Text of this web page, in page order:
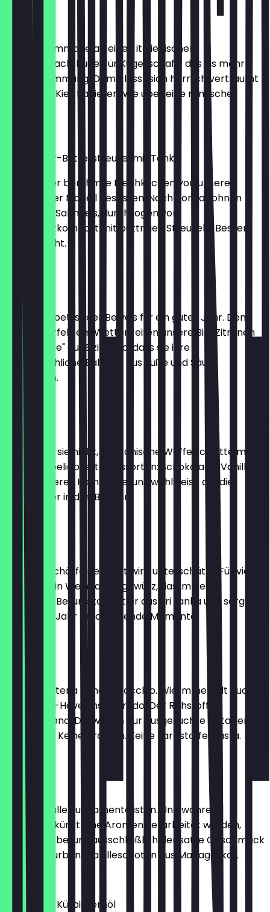
Unsere Hommage an einen italienischen
Urgeschmack. Kugel für Kugel schafft das Eis mehr
Urlaubsstimmung. Damit lässt sich herrlich verträumt
durch den Kiez flanieren, wie über eine römische
Rhabarber-Butterstreusel mit Tonka
Hier hat der berühmte Blechkuchen von unserer
Großmutter Modell gesessen. Nach Tonkabohnen
duftendes Sahneeis, durchzogen von
Rhabarberkompott mit buttrigen Streuseln. Besser
wird es nicht.
Dieses Sorbet ist der Beweis für ein gutes Jahr. Denn
nur bei perfektem Wetter reifen unsere Bio-Zitronen
„Primo Fiore" auf Sizilien so, dass sie ihre
unvergleichliche Balance aus Süße und Säure
entwickeln.
Wer kennt sie nicht, die ikonische Waffelschnitte mit
den wohl beliebtesten Eissorten: Schokolade, Vanille
und Erdbeere? Kommt bei uns wahlweise auf die
Waffel oder in den Becher.
Die süße Schärfe des Zimt wird unterschätzt. Für viele
ist er nur ein Weihnachtsgewürz, das im Regal
verstaubt. Bei uns kommt er aus Sri Lanka und sorgt
das ganze Jahr für anregende Momente.
Keine Gelateria ohne Pistacchio. Wie immer gilt auch
beim Must-Have unser Credo: Der Rohstoff ist
entscheidend. Deswegen nur ausgesuchte Pistazien
aus Sizilien. Keine Aromen. Keine Farbstoffe. Basta.
Ein Eis für alle Fundamentalisten. Und während
woanders künstliche Aromen verarbeitet werden,
findet sich bei uns ausschließlich der satte Geschmack
ganzer Bourbon-Vanilleschoten aus Madagaskar.
Vanille mit Kürbiskernöl